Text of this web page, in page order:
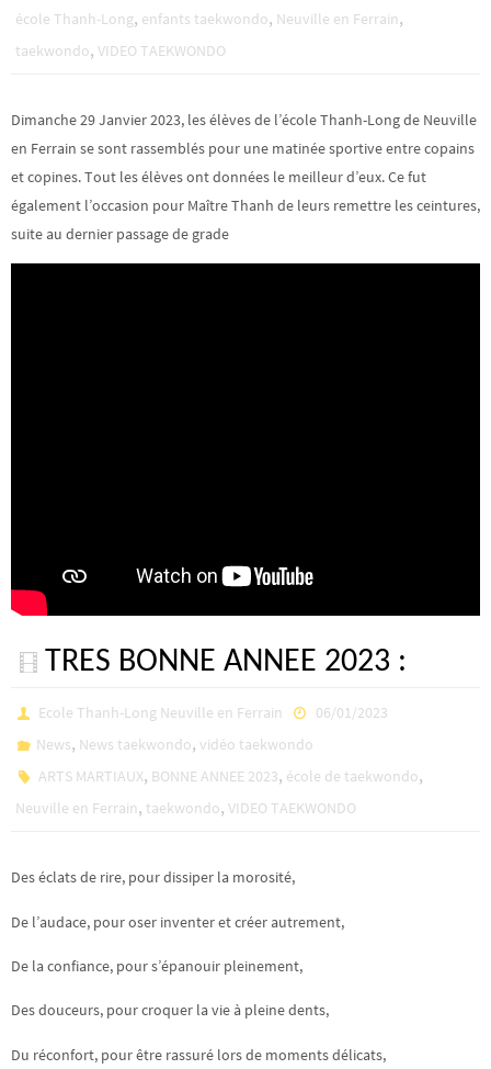
école Thanh-Long, enfants taekwondo, Neuville en Ferrain,
taekwondo, VIDEO TAEKWONDO
Dimanche 29 Janvier 2023, les élèves de l’école Thanh-Long de Neuville
en Ferrain se sont rassemblés pour une matinée sportive entre copains
et copines. Tout les élèves ont données le meilleur d’eux. Ce fut
également l’occasion pour Maître Thanh de leurs remettre les ceintures,
suite au dernier passage de grade
TRES BONNE ANNEE 2023 :
Ecole Thanh-Long Neuville en Ferrain
06/01/2023
News, News taekwondo,vidéo taekwondo
ARTS MARTIAUX, BONNE ANNEE 2023, école de taekwondo,
Neuville en Ferrain, taekwondo, VIDEO TAEKWONDO
Des éclats de rire, pour dissiper la morosité,
De l’audace, pour oser inventer et créer autrement,
De la confiance, pour s’épanouir pleinement,
Des douceurs, pour croquer la vie à pleine dents,
Du réconfort, pour être rassuré lors de moments délicats,